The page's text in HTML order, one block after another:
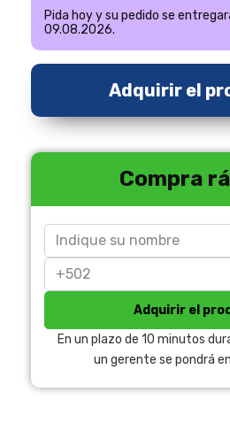
Pida hoy y su pedido se
09.08.2026.
Adquirir el
Compra
Adquirir el
En un plazo de 10 minutos
un gerente se pondrá